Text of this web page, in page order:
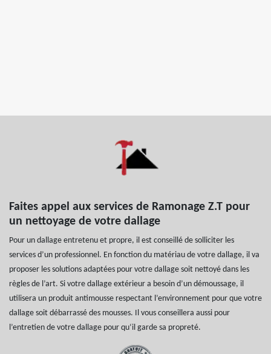
Faites appel aux services de Ramonage Z.T pour
un nettoyage de votre dallage
Pour un dallage entretenu et propre, il est conseillé de solliciter les
services d’un professionnel. En fonction du matériau de votre dallage, il va
proposer les solutions adaptées pour votre dallage soit nettoyé dans les
règles de l’art. Si votre dallage extérieur a besoin d’un démoussage, il
utilisera un produit antimousse respectant l’environnement pour que votre
dallage soit débarrassé des mousses. Il vous conseillera aussi pour
l’entretien de votre dallage pour qu‘il garde sa propreté.